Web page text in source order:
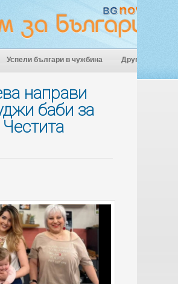
Успели българи в чужбина Други
направи
баби за